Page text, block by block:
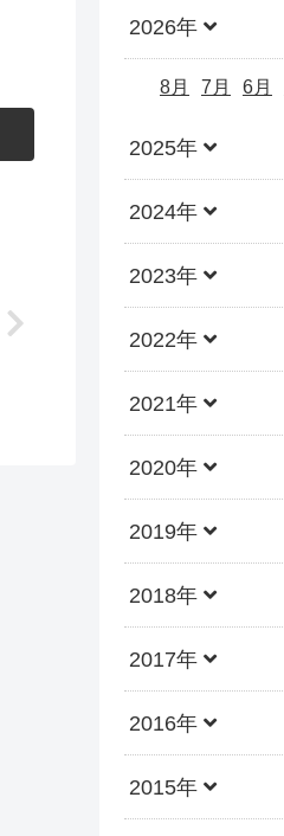
2026年
8月 7月 6月
2025年
2024年
2023年
2022年
2021年
2020年
2019年
2018年
2017年
2016年
2015年